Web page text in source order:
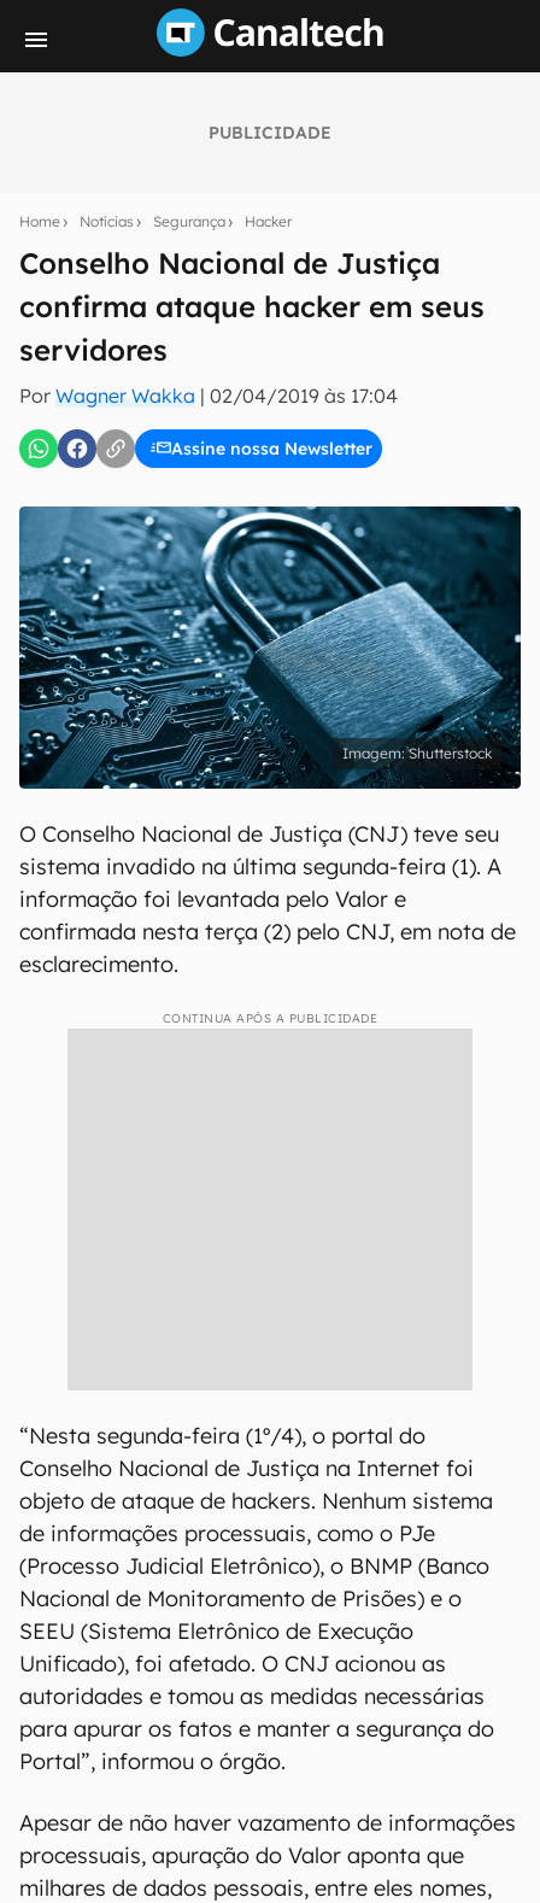
PUBLICIDADE
Home Notícias Segurança Hacker
Conselho Nacional de Justiça
confirma ataque hacker em seus
servidores
Por Wagner Wakka | 02/04/2019 às 17:04
Assine nossa Newsletter
notícias e reviews sobre tecnologia em primeira
E-mail
inscreva-se
Uso e Política de Privacidade do Canaltech.
Shutterstock
O Conselho Nacional de Justiça (CNJ) teve seu
sistema invadido na última segunda-feira (1). A
informação foi levantada pelo Valor e
confirmada nesta terça (2) pelo CNJ, em nota de
esclarecimento.
CONTINUA APÓS A PUBLICIDADE
“Nesta segunda-feira (1º/4), o portal do
Conselho Nacional de Justiça na Internet foi
objeto de ataque de hackers. Nenhum sistema
de informações processuais, como o PJe
(Processo Judicial Eletrônico), o BNMP (Banco
Nacional de Monitoramento de Prisões) e o
SEEU (Sistema Eletrônico de Execução
Unificado), foi afetado. O CNJ acionou as
autoridades e tomou as medidas necessárias
para apurar os fatos e manter a segurança do
Portal”, informou o órgão.
Apesar de não haver vazamento de informações
processuais, apuração do Valor aponta que
milhares de dados pessoais, entre eles nomes,